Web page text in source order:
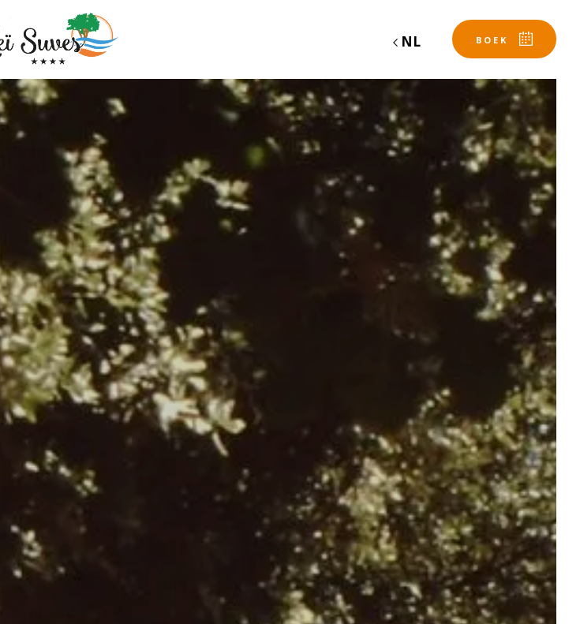
BOEK
NL
Aankomst
Aankomst
Vertrek
Vertrek